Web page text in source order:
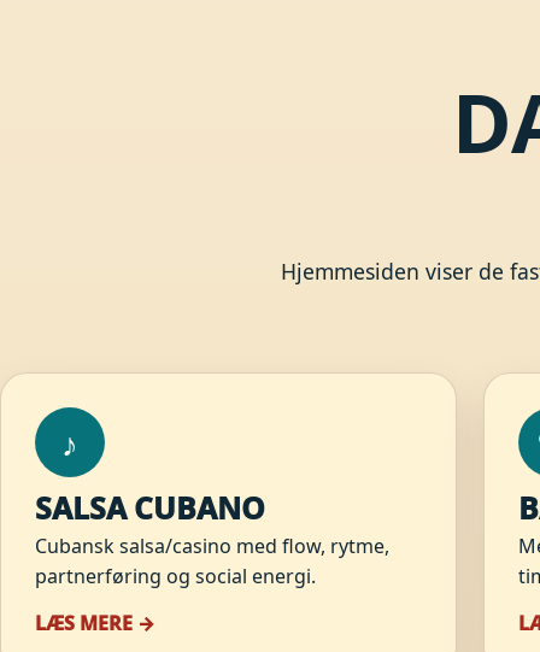
Hjemmesiden viser de
♪
SALSA CUBANO
Cubansk salsa/casino med flow, rytme,
partnerføring og social energi.
LÆS MERE →